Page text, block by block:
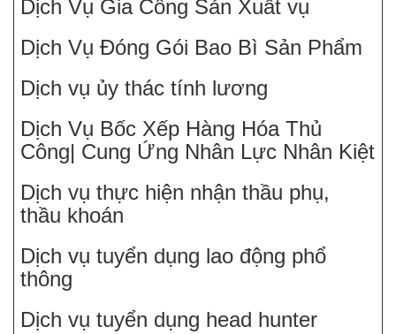
Dịch Vụ Gia Công Sản Xuất vụ
Dịch Vụ Đóng Gói Bao Bì Sản Phẩm
Dịch vụ ủy thác tính lương
Dịch Vụ Bốc Xếp Hàng Hóa Thủ
Công| Cung Ứng Nhân Lực Nhân Kiệt
Dịch vụ thực hiện nhận thầu phụ,
thầu khoán
Dịch vụ tuyển dụng lao động phổ
thông
Dịch vụ tuyển dụng head hunter